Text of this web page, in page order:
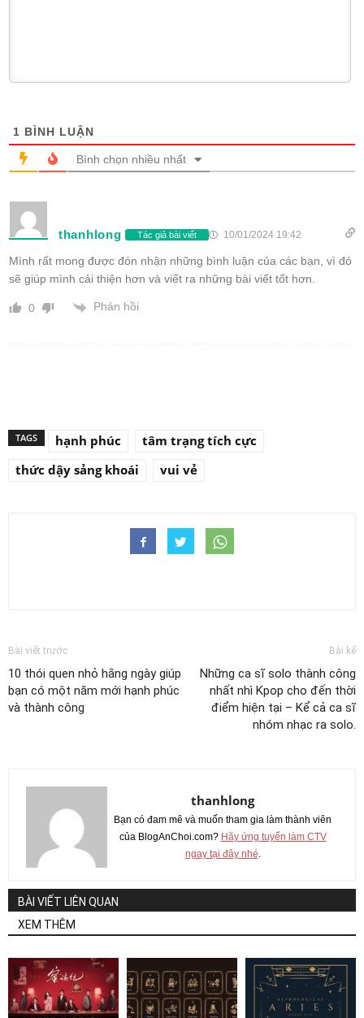
1 BÌNH LUẬN
Bình chọn nhiều nhất
thanhlong Tác giả bài viết 10/01/2024 19:42
Mình rất mong được đón nhận những bình luận của các bạn, vì đó
sẽ giúp mình cải thiện hơn và viết ra những bài viết tốt hơn.
0 Phản hồi
TAGS hạnh phúc
tâm trạng tích cực
thức dậy sảng khoái
vui vẻ
Bài viết trước
10 thói quen nhỏ hằng ngày giúp
bạn có một năm mới hạnh phúc
và thành công
Bài kế
Những ca sĩ solo thành công
nhất nhì Kpop cho đến thời
điểm hiện tại – Kể cả ca sĩ
nhóm nhạc ra solo.
thanhlong
Bạn có đam mê và muốn tham gia làm thành viên
của BlogAnChoi.com? Hãy ứng tuyển làm CTV
ngay tại đây nhé
BÀI VIẾT LIÊN QUAN
XEM THÊM